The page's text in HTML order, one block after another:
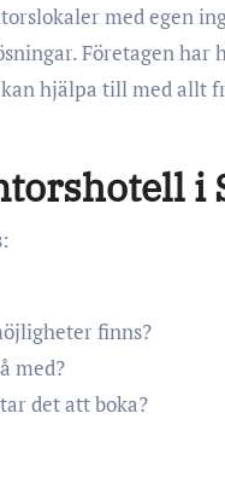
med egen
Företagen har
hjälpa till med allt
i
finns?
med?
det att boka?